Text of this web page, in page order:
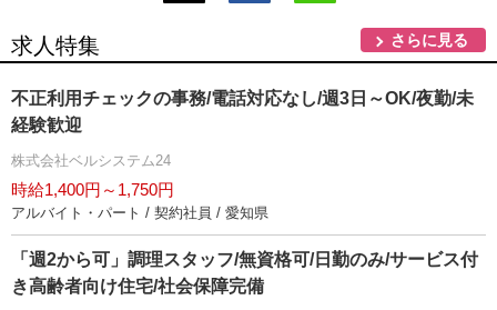
求人特集 さらに見る
不正利用チェックの事務/電話対応なし/週3日～OK/夜勤/未
経験歓迎
株式会社ベルシステム24
時給1,400円～1,750円
アルバイト・パート / 契約社員 / 愛知県
「週2から可」調理スタッフ/無資格可/日勤のみ/サービス付
き高齢者向け住宅/社会保障完備